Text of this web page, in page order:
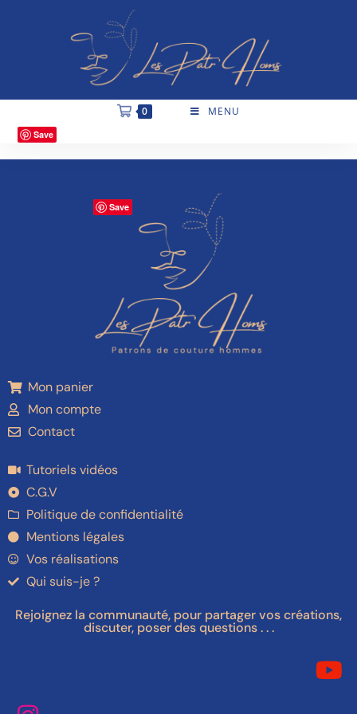
0 MENU
Save
Mon panier
Mon compte
Contact
Tutoriels vidéos
C.G.V
Politique de confidentialité
Mentions légales
Vos réalisations
Qui suis-je ?
Rejoignez la communauté, pour partager vos créations,
discuter, poser des questions . . .
Save